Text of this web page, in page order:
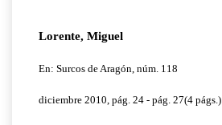
Lorente, Miguel
En: Surcos de Aragón, núm. 118
diciembre 2010, pág. 24 - pág. 27(4 págs.)